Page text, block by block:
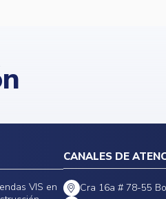
VIS en
CANALES DE
Cra 16a # 78-55